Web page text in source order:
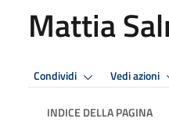
Mattia
Condividi Vedi azioni
INDICE DELLA PAGINA